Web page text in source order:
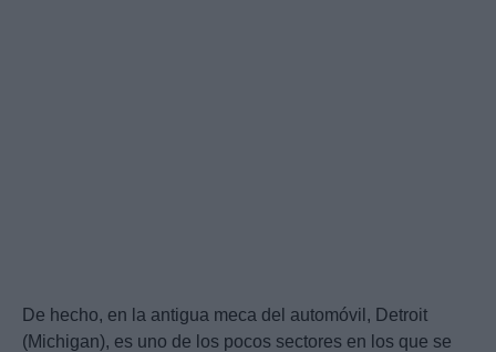
De hecho, en la antigua meca del automóvil, Detroit
(Michigan), es uno de los pocos sectores en los que se